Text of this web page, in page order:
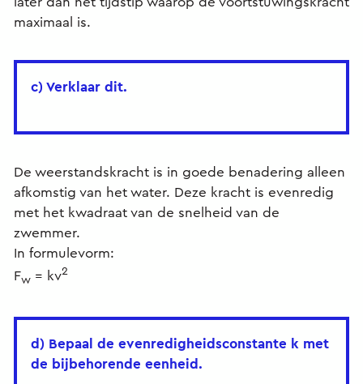
maximaal is.
c) Verklaar dit.
De weerstandskracht is in goede benadering alleen
afkomstig van het water. Deze kracht is evenredig
met het kwadraat van de snelheid van de
zwemmer.
In formulevorm:
Fw = kv2
d) Bepaal de evenredigheidsconstante k met
de bijbehorende eenheid.